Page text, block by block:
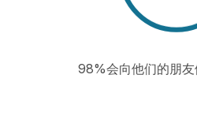
98%会向他们的朋